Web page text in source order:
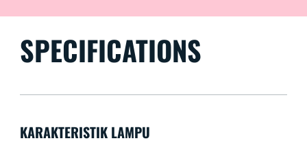
SPECIFICATIONS
KARAKTERISTIK LAMPU